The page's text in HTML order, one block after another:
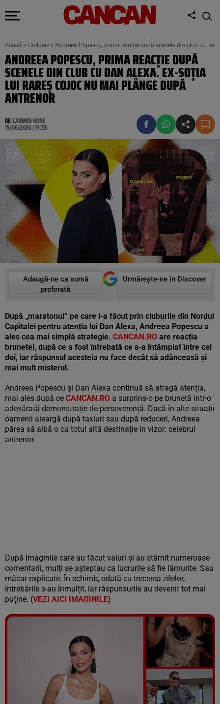
Acasă » Exclusiv » Andreea Popescu, prima reacție după scenele din club cu
ANDREEA POPESCU, PRIMA REACȚIE DUPĂ
SCENELE DIN CLUB CU DAN ALEXA. EX-SOȚIA
LUI RAREȘ COJOC NU MAI PLÂNGE DUPĂ
ANTRENOR
DE:CARMEN GONE
15/06/2026 | 15:35
Adaugă-ne ca sursă
preferată
Urmărește-ne în Discover
După „maratonul” pe care l-a făcut prin cluburile din Nordul
Capitalei pentru atenția lui Dan Alexa, Andreea Popescu a
ales cea mai simplă strategie. CANCAN.RO are reacția
brunetei, după ce a fost întrebată ce s-a întâmplat între cei
doi, iar răspunsul acesteia nu face decât să adânceasă și
mai mult misterul.
Andreea Popescu și Dan Alexa continuă să atragă atenția,
mai ales după ce CANCAN.RO a surprins-o pe brunetă într-o
adevărată demonstrație de perseverență. Dacă în alte situații
oamenii aleargă după taxiuri sau după reduceri, Andreea
părea să aibă o cu totul altă destinație în vizor: celebrul
antrenor.
După imaginile care au făcut valuri și au stârnit numeroase
comentarii, mulți se așteptau ca lucrurile să fie lămurite. Sau
măcar explicate. În schimb, odată cu trecerea zilelor,
întrebările s-au înmulțit, iar răspunsurile au devenit tot mai
puține. (VEZI AICI IMAGINILE)